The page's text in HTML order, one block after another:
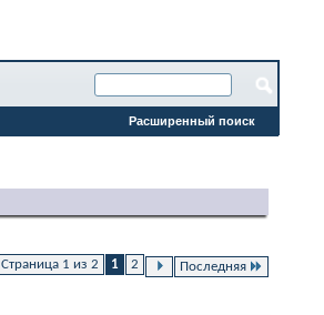
Расширенный поиск
Страница 1 из 2 1 2 Последняя